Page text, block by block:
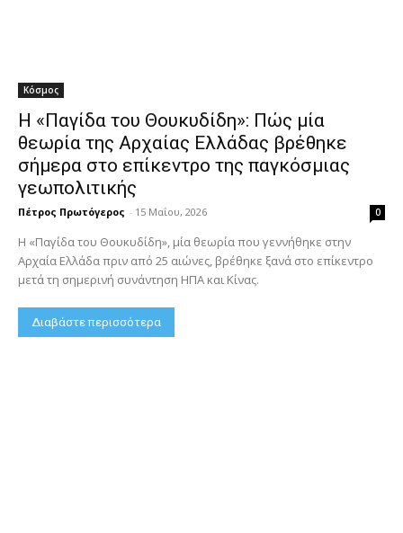
Κόσμος
Η «Παγίδα του Θουκυδίδη»: Πώς μία
θεωρία της Αρχαίας Ελλάδας βρέθηκε
σήμερα στο επίκεντρο της παγκόσμιας
γεωπολιτικής
Πέτρος Πρωτόγερος - 15 Μαΐου, 2026 0
Η «Παγίδα του Θουκυδίδη», μία θεωρία που γεννήθηκε στην
Αρχαία Ελλάδα πριν από 25 αιώνες, βρέθηκε ξανά στο επίκεντρο
μετά τη σημερινή συνάντηση ΗΠΑ και Κίνας.
Διαβάστε περισσότερα